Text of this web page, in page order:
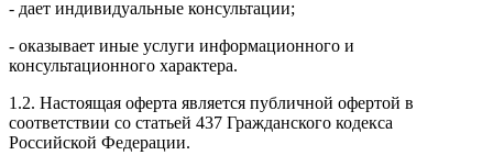
- дает индивидуальные консультации;
- оказывает иные услуги информационного и
консультационного характера.
1.2. Настоящая оферта является публичной офертой в
соответствии со статьей 437 Гражданского кодекса
Российской Федерации.